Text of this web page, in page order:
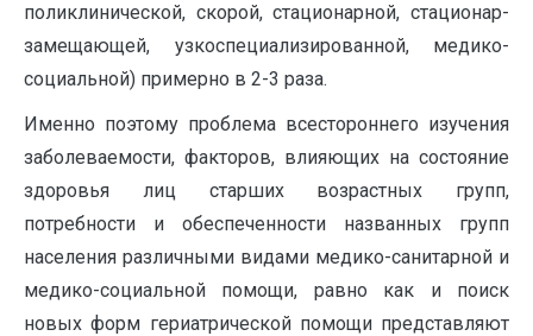
поликлинической, скорой, стационарной, стационар-
замещающей, узкоспециализированной, медико-
социальной) примерно в 2-3 раза.
Именно поэтому проблема всестороннего изучения
заболеваемости, факторов, влияющих на состояние
здоровья лиц старших возрастных групп,
потребности и обеспеченности названных групп
населения различными видами медико-санитарной и
медико-социальной помощи, равно как и поиск
новых форм гериатрической помощи представляют